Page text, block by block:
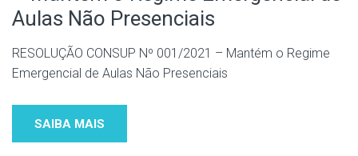
Aulas Não Presenciais
RESOLUÇÃO CONSUP Nº 001/2021 – Mantém o Regime
Emergencial de Aulas Não Presenciais
SAIBA MAIS